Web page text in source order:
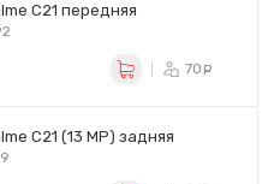
C21 передняя
70
C21 (13 MP) задняя